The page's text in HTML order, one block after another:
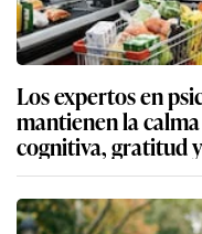
Los expertos en
mantienen la
cognitiva, gratitud